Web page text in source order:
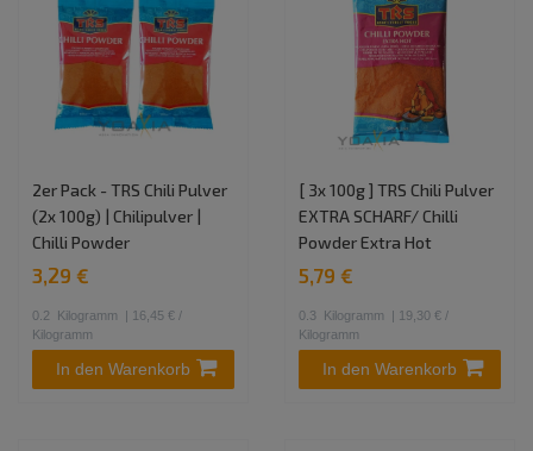
2er Pack - TRS Chili Pulver
(2x 100g) | Chilipulver |
Chilli Powder
3,29 €
0.2 Kilogramm
| 16,45 € /
Kilogramm
In den Warenkorb
[ 3x 100g ] TRS Chili Pulver
EXTRA SCHARF/ Chilli
Powder Extra Hot
5,79 €
0.3 Kilogramm
| 19,30 € /
Kilogramm
In den Warenkorb